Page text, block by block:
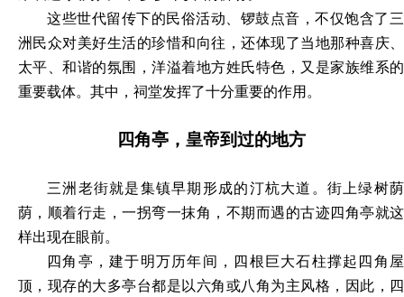
这些世代留传下的民俗活动、锣鼓点音，不仅饱含了三
洲民众对美好生活的珍惜和向往，还体现了当地那种喜庆、
太平、和谐的氛围，洋溢着地方姓氏特色，又是家族维系的
重要载体。其中，祠堂发挥了十分重要的作用。
四角亭，皇帝到过的地方
三洲老街就是集镇早期形成的汀杭大道。街上绿树荫
荫，顺着行走，一拐弯一抹角，不期而遇的古迹四角亭就这
样出现在眼前。
四角亭，建于明万历年间，四根巨大石柱撑起四角屋
顶，现存的大多亭台都是以六角或八角为主风格，因此，四